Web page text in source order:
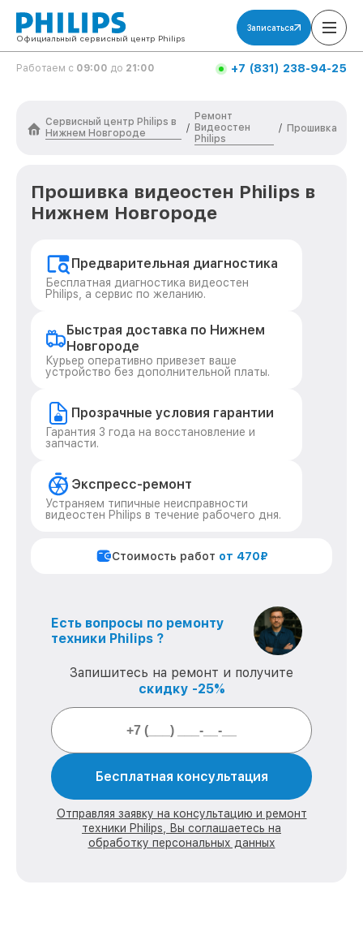
Официальный сервисный центр Philips
Записаться
Работаем с 09:00 до 21:00 +7 (831) 238-94-25
Сервисный центр Philips в
Нижнем Новгороде
/
Ремонт
Видеостен
Philips
/ Прошивка
Прошивка видеостен Philips в
Нижнем Новгороде
Предварительная диагностика
Бесплатная диагностика видеостен
Philips, а сервис по желанию.
Быстрая доставка по Нижнем
Новгороде
Курьер оперативно привезет ваше
устройство без дополнительной платы.
Прозрачные условия гарантии
Гарантия 3 года на восстановление и
запчасти.
Экспресс-ремонт
Устраняем типичные неисправности
видеостен Philips в течение рабочего дня.
Стоимость работ от 470₽
Есть вопросы по ремонту
техники Philips ?
Запишитесь на ремонт и получите
скидку -25%
Бесплатная консультация
Отправляя заявку на консультацию и ремонт
техники Philips, Вы соглашаетесь на
обработку персональных данных